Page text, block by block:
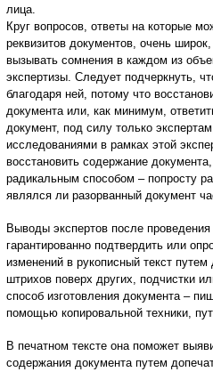
лица.
Круг вопросов, ответы на которые
реквизитов документов, очень
вызывать сомнения в каждом из
экспертизы. Следует подчеркнуть,
благодаря ней, потому что
документа или, как минимум,
документ, под силу только
исследованиями в рамках этой
восстановить содержание
радикальным способом – попросту
являлся ли разорванный документ
Выводы экспертов после проведения
гарантированно подтвердить или
изменений в рукописный текст
штрихов поверх других, подчистки
способ изготовления документа –
помощью копировальной техники,
В печатном тексте она поможет
содержания документа путем